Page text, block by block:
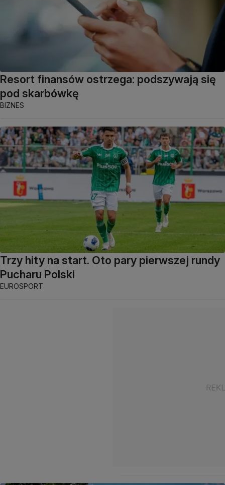
Resort finansów ostrzega: podszywają się
pod skarbówkę
BIZNES
Trzy hity na start. Oto pary pierwszej rundy
Pucharu Polski
EUROSPORT